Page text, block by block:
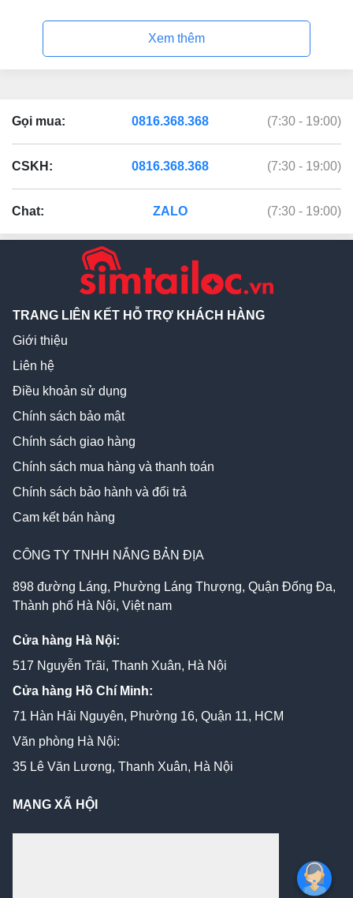
Xem thêm
Gọi mua: 0816.368.368 (7:30 - 19:00)
CSKH: 0816.368.368 (7:30 - 19:00)
Chat: ZALO (7:30 - 19:00)
CÔNG TY TNHH NẮNG BẢN ĐỊA
898 đường Láng, Phường Láng Thượng, Quận Đống Đa,
Thành phố Hà Nội, Việt nam
Cửa hàng Hà Nội:
517 Nguyễn Trãi, Thanh Xuân, Hà Nội
Cửa hàng Hồ Chí Minh:
71 Hàn Hải Nguyên, Phường 16, Quận 11, HCM
Văn phòng Hà Nội:
35 Lê Văn Lương, Thanh Xuân, Hà Nội
TRANG LIÊN KẾT HỖ TRỢ KHÁCH HÀNG
Giới thiệu
Liên hệ
Điều khoản sử dụng
Chính sách bảo mật
Chính sách giao hàng
Chính sách mua hàng và thanh toán
Chính sách bảo hành và đổi trả
Cam kết bán hàng
MẠNG XÃ HỘI